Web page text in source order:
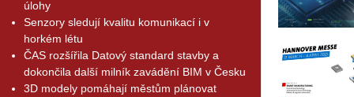
úlohy
Senzory sledují kvalitu komunikací i v
horkém létu
ČAS rozšířila Datový standard stavby a
dokončila další milník zavádění BIM v Česku
3D modely pomáhají městům plánovat